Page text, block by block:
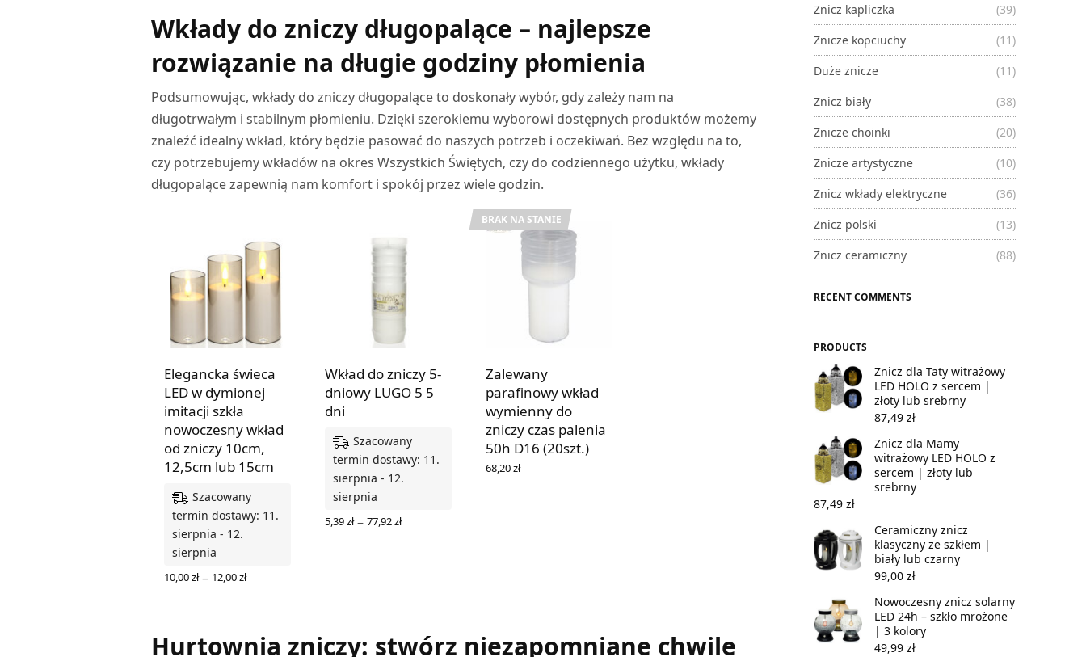
Wkłady do zniczy długopalące – najlepsze
rozwiązanie na długie godziny płomienia
Podsumowując, wkłady do zniczy długopalące to doskonały wybór, gdy zależy nam na
długotrwałym i stabilnym płomieniu. Dzięki szerokiemu wyborowi dostępnych produktów możemy
znaleźć idealny wkład, który będzie pasować do naszych potrzeb i oczekiwań. Bez względu na to,
czy potrzebujemy wkładów na okres Wszystkich Świętych, czy do codziennego użytku, wkłady
długopalące zapewnią nam komfort i spokój przez wiele godzin.
Elegancka świeca
LED w dymionej
imitacji szkła
nowoczesny wkład
od zniczy 10cm,
12,5cm lub 15cm
Szacowany
termin dostawy: 11.
sierpnia - 12.
sierpnia
10,00zł – 12,00złZakres
Wkład do zniczy 5-
dniowy LUGO 5 5
dni
Szacowany
termin dostawy: 11.
sierpnia - 12.
sierpnia
5,39zł – 77,92złZakres
BRAK NA STANIE
Zalewany
parafinowy wkład
wymienny do
zniczy czas palenia
50h D16 (20szt.)
68,20zł
Hurtownia zniczy: stwórz niezapomniane chwile
Znicz kapliczka
(39)
Znicze kopciuchy
(11)
Duże znicze
(11)
Znicz biały
(38)
Znicze choinki
(20)
Znicze artystyczne
(10)
Znicz wkłady elektryczne
(36)
Znicz polski
(13)
Znicz ceramiczny
(88)
RECENT COMMENTS
PRODUCTS
Znicz dla Taty witrażowy
LED HOLO z sercem |
złoty lub srebrny
87,49 zł
Znicz dla Mamy
witrażowy LED HOLO z
sercem | złoty lub
srebrny
87,49 zł
Ceramiczny znicz
klasyczny ze szkłem |
biały lub czarny
99,00 zł
Nowoczesny znicz solarny
LED 24h – szkło mrożone
| 3 kolory
49,99 zł